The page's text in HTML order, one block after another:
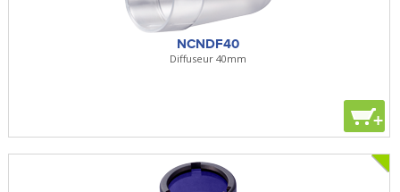
NCNDF40
Diffuseur 40mm
+